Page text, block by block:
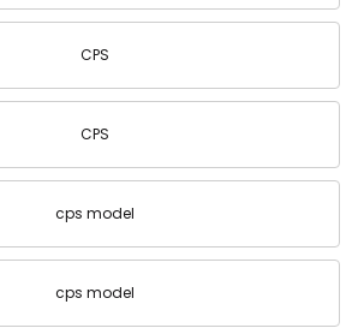
CPS
CPS
cps model
cps model